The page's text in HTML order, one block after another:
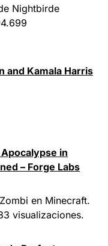
Nightbirde
and Kamala Harris
in
– Forge Labs
en Minecraft.
visualizaciones.